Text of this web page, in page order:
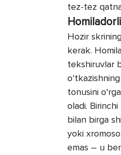
tez-tez
Hozir
kerak.
tekshiruvlar
tonusini
oladi.
bilan birga
yoki
emas – u